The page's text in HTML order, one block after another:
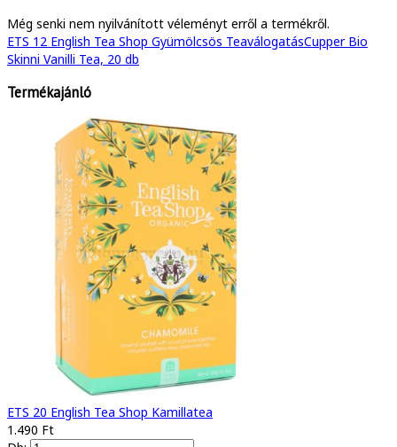
Még senki nem nyilvánított véleményt erről a termékről.
ETS 12 English Tea Shop Gyümölcsös TeaválogatásCupper Bio
Skinni Vanilli Tea, 20 db
Termékajánló
ETS 20 English Tea Shop Kamillatea
1.490 Ft